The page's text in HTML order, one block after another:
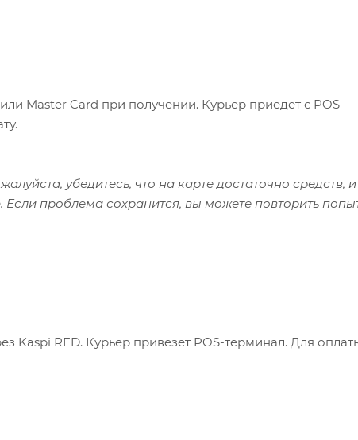
Master Card при получении. Курьер приедет с POS-
убедитесь, что на карте достаточно средств, и
проблема сохранится, вы можете повторить
Kaspi RED. Курьер привезет POS-терминал. Для